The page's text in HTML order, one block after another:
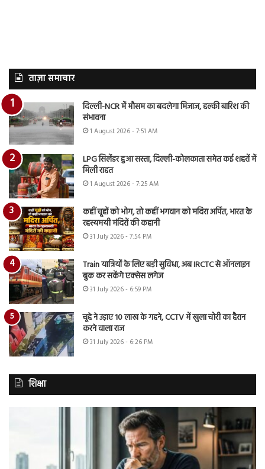
ताज़ा समाचार
दिल्ली-NCR में मौसम का बदलेगा मिजाज, हल्की बारिश की
संभावना
1 August 2026 - 7:51 AM
LPG सिलेंडर हुआ सस्ता, दिल्ली-कोलकाता समेत कई शहरों में
मिली राहत
1 August 2026 - 7:25 AM
कहीं चूहों को भोग, तो कहीं भगवान को मदिरा अर्पित, भारत के
रहस्यमयी मंदिरों की कहानी
31 July 2026 - 7:54 PM
Train यात्रियों के लिए बड़ी सुविधा, अब IRCTC से ऑनलाइन
बुक कर सकेंगे एक्सेस लगेज
31 July 2026 - 6:59 PM
चूहे ने उड़ाए 10 लाख के गहने, CCTV में खुला चोरी का हैरान
करने वाला राज
31 July 2026 - 6:26 PM
शिक्षा